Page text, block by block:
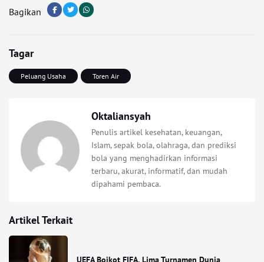
Bagikan
Tagar
Peluang Usaha Toren Air
Oktaliansyah
Penulis artikel kesehatan, keuangan,
Islam, sepak bola, olahraga, dan prediksi
bola yang menghadirkan informasi
terbaru, akurat, informatif, dan mudah
dipahami pembaca.
Artikel Terkait
UEFA Boikot FIFA, Lima Turnamen Dunia